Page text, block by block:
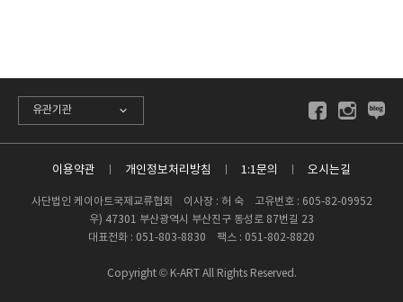
유관기관
이용약관 개인정보처리방침 1:1문의 오시는길
사단법인 케이아트국제교류협회 이사장 : 허 숙 고유번호 : 605-82-09952
우) 47301 부산광역시 부산진구 동성로 87번길 23
대표전화 : 051-803-8830 팩스 : 051-802-8820
Copyright © K-ART All Rights Reserved.